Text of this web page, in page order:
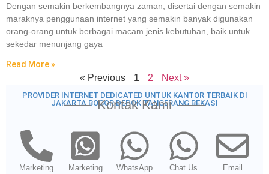
Dengan semakin berkembangnya zaman, disertai dengan semakin
maraknya penggunaan internet yang semakin banyak digunakan
orang-orang untuk berbagai macam jenis kebutuhan, baik untuk
sekedar menunjang gaya
Read More »
« Previous 1 2 Next »
PROVIDER INTERNET DEDICATED UNTUK KANTOR TERBAIK DI
JAKARTA BOGOR DEPOK TANGERANG BEKASI
Kontak Kami
Marketing
Marketing
WhatsApp Chat Us Email